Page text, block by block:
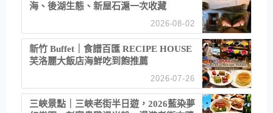
海、後湖生態、新屋石滬一次收藏
2026-08-02
新竹 Buffet｜食譜百匯 RECIPE HOUSE
芙洛麗大飯店海鮮吃到飽推薦
2026-07-26
三峽景點｜三峽老街半日遊，2026藍染夢